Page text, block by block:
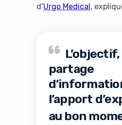
d’Urgo Medical,
partage
l’apport
au bon